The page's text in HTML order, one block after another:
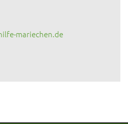
mariechen.de